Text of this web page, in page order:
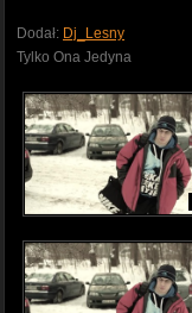
Dodał: Dj_Lesny
Tylko Ona Jedyna